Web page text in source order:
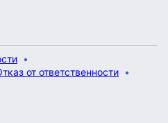
от ответственности